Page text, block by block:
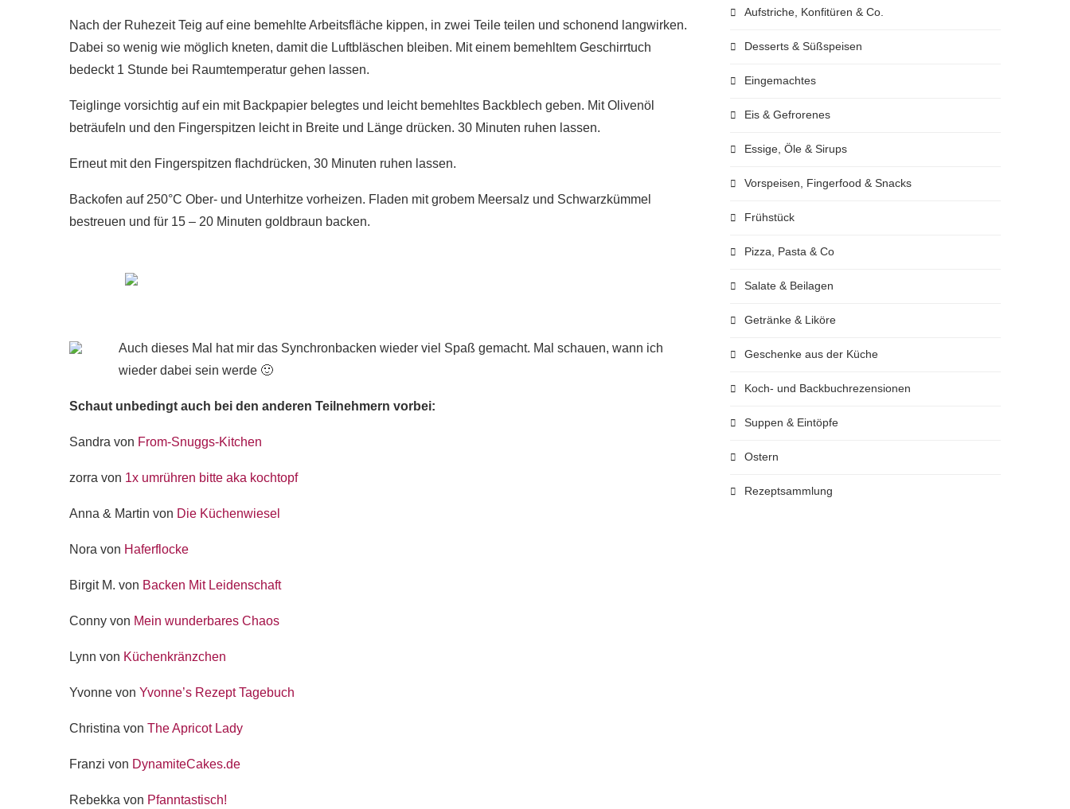
Nach der Ruhezeit Teig auf eine bemehlte Arbeitsfläche kippen, in zwei Teile teilen und schonend langwirken.
Dabei so wenig wie möglich kneten, damit die Luftbläschen bleiben. Mit einem bemehltem Geschirrtuch
bedeckt 1 Stunde bei Raumtemperatur gehen lassen.
Teiglinge vorsichtig auf ein mit Backpapier belegtes und leicht bemehltes Backblech geben. Mit Olivenöl
beträufeln und den Fingerspitzen leicht in Breite und Länge drücken. 30 Minuten ruhen lassen.
Erneut mit den Fingerspitzen flachdrücken, 30 Minuten ruhen lassen.
Backofen auf 250°C Ober- und Unterhitze vorheizen. Fladen mit grobem Meersalz und Schwarzkümmel
bestreuen und für 15 – 20 Minuten goldbraun backen.
Auch dieses Mal hat mir das Synchronbacken wieder viel Spaß gemacht. Mal schauen, wann ich
wieder dabei sein werde 🙂
Schaut unbedingt auch bei den anderen Teilnehmern vorbei:
Sandra von From-Snuggs-Kitchen
zorra von 1x umrühren bitte aka kochtopf
Anna & Martin von Die Küchenwiesel
Nora von Haferflocke
Birgit M. von Backen Mit Leidenschaft
Conny von Mein wunderbares Chaos
Lynn von Küchenkränzchen
Yvonne von Yvonne’s Rezept Tagebuch
Christina von The Apricot Lady
Franzi von DynamiteCakes.de
Rebekka von Pfanntastisch!
Aufstriche, Konfitüren & Co.
Desserts & Süßspeisen
Eingemachtes
Eis & Gefrorenes
Essige, Öle & Sirups
Vorspeisen, Fingerfood & Snacks
Frühstück
Pizza, Pasta & Co
Salate & Beilagen
Getränke & Liköre
Geschenke aus der Küche
Koch- und Backbuchrezensionen
Suppen & Eintöpfe
Ostern
Rezeptsammlung